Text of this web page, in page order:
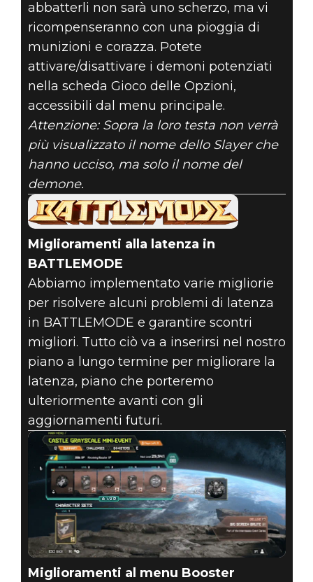
abbatterli non sarà uno scherzo, ma vi
ricompenseranno con una pioggia di
munizioni e corazza. Potete
attivare/disattivare i demoni potenziati
nella scheda Gioco delle Opzioni,
accessibili dal menu principale.
Attenzione: Sopra la loro testa non verrà
più visualizzato il nome dello Slayer che
hanno ucciso, ma solo il nome del
demone.
Miglioramenti alla latenza in
BATTLEMODE
Abbiamo implementato varie migliorie
per risolvere alcuni problemi di latenza
in BATTLEMODE e garantire scontri
migliori. Tutto ciò va a inserirsi nel nostro
piano a lungo termine per migliorare la
latenza, piano che porteremo
ulteriormente avanti con gli
aggiornamenti futuri.
Miglioramenti al menu Booster